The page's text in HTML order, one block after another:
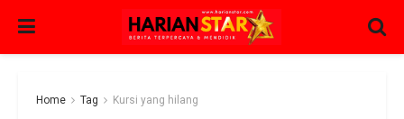
Home Tag Kursi yang hilang